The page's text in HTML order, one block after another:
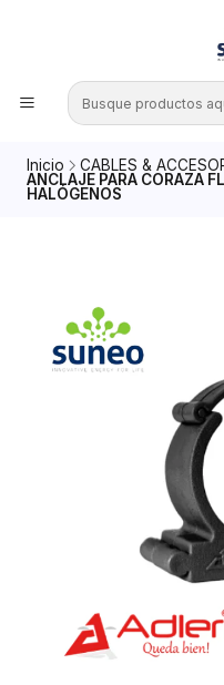
Inicio CABLES &
ANCLAJE PARA CORAZA
HALÓGENOS